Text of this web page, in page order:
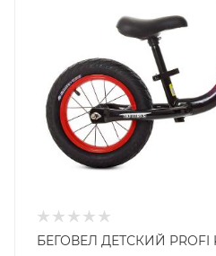
БЕГОВЕЛ ДЕТСКИЙ PROFI